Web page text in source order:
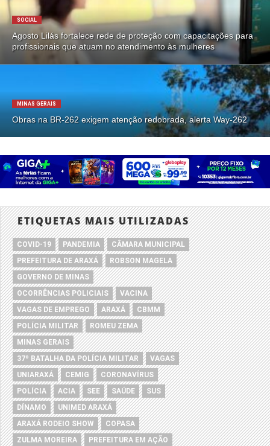
SOCIAL
Agosto Lilás fortalece rede de proteção com capacitações para
profissionais que atuam no atendimento às mulheres
MINAS GERAIS
Obras na BR-262 exigem atenção redobrada, alerta Way-262
ETIQUETAS MAIS UTILIZADAS
COVID-19 PANDEMIA
CÂMARA MUNICIPAL
PREFEITURA DE ARAXÁ
ROBSON MAGELA
GOVERNO DE MINAS
OCORRÊNCIAS POLICIAIS
VACINA
VAGAS DE EMPREGO
ARAXÁ
CBMM
POLÍCIA MILITAR
ROMEU ZEMA
MINAS GERAIS
37º BATALHA DA POLÍCIA MILITAR
VAGAS
UNIARAXÁ
CEMIG
CORONAVÍRUS
POLÍCIA
ACIA SEE SAÚDE
SUS
DÍNAMO
UNIMED ARAXÁ
ARAXÁ RODEIO SHOW
COPASA
ZULMA MOREIRA
PREFEITURA EM AÇÃO